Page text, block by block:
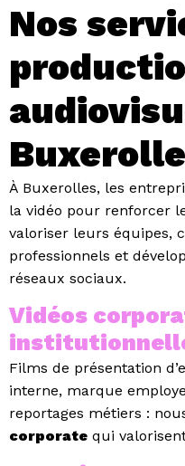
Nos
À Buxerolles, les
la vidéo pour renforcer
valoriser leurs équipes,
professionnels et
réseaux sociaux.
Vidéos
Films de présentation
interne, marque
reportages métiers :
corporate qui